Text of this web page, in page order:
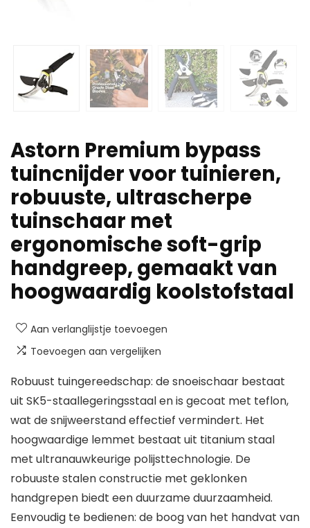
Astorn Premium bypass
tuincnijder voor tuinieren,
robuuste, ultrascherpe
tuinschaar met
ergonomische soft-grip
handgreep, gemaakt van
hoogwaardig koolstofstaal
Aan verlanglijstje toevoegen
Toevoegen aan vergelijken
Robuust tuingereedschap: de snoeischaar bestaat
uit SK5-staallegeringsstaal en is gecoat met teflon,
wat de snijweerstand effectief vermindert. Het
hoogwaardige lemmet bestaat uit titanium staal
met ultranauwkeurige polijsttechnologie. De
robuuste stalen constructie met geklonken
handgrepen biedt een duurzame duurzaamheid.
Eenvoudig te bedienen: de boog van het handvat van